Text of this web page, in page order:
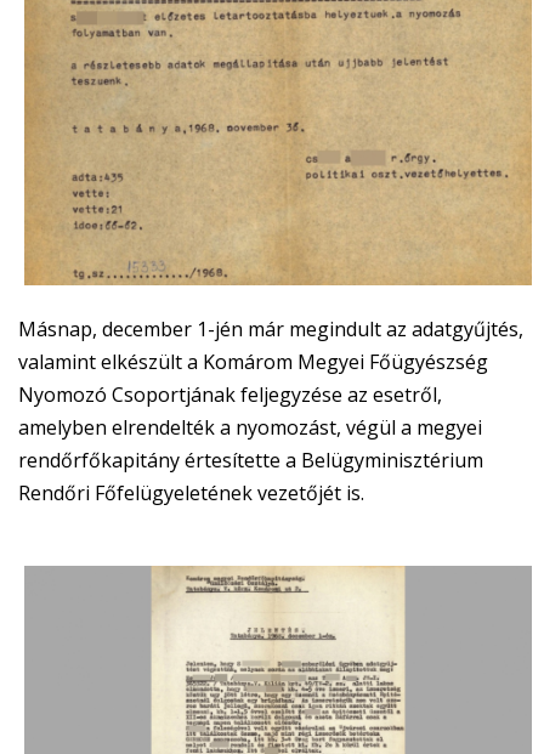
Másnap, december 1-jén már megindult az adatgyűjtés,
valamint elkészült a Komárom Megyei Főügyészség
Nyomozó Csoportjának feljegyzése az esetről,
amelyben elrendelték a nyomozást, végül a megyei
rendőrfőkapitány értesítette a Belügyminisztérium
Rendőri Főfelügyeletének vezetőjét is.